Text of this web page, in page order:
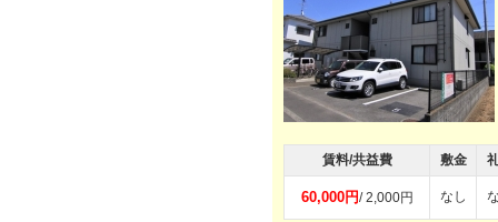
賃料/共益費 敷金
60,000円/ 2,000円 なし